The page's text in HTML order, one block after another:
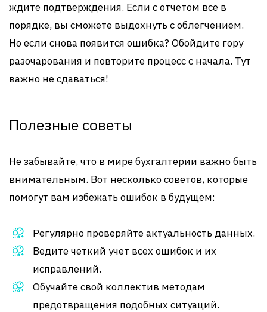
ждите подтверждения. Если с отчетом все в
порядке, вы сможете выдохнуть с облегчением.
Но если снова появится ошибка? Обойдите гору
разочарования и повторите процесс с начала. Тут
важно не сдаваться!
Полезные советы
Не забывайте, что в мире бухгалтерии важно быть
внимательным. Вот несколько советов, которые
помогут вам избежать ошибок в будущем:
Регулярно проверяйте актуальность данных.
Ведите четкий учет всех ошибок и их
исправлений.
Обучайте свой коллектив методам
предотвращения подобных ситуаций.